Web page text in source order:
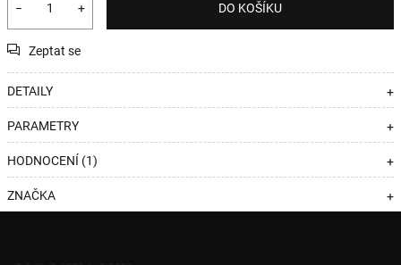
+
− DO KOŠÍKU
Zeptat se
DETAILY +
PARAMETRY +
HODNOCENÍ (1) +
ZNAČKA +